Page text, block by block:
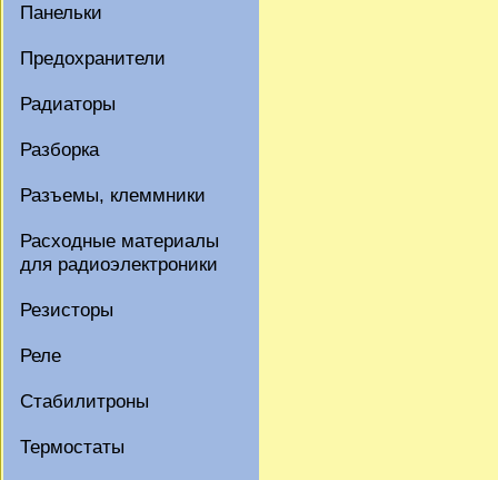
Панельки
Предохранители
Радиаторы
Разборка
Разъемы, клеммники
Расходные материалы
для радиоэлектроники
Резисторы
Реле
Стабилитроны
Термостаты